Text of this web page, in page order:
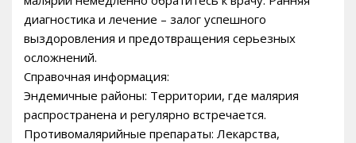
диагностика и лечение – залог успешного
выздоровления и предотвращения серьезных
осложнений.
Справочная информация:
Эндемичные районы: Территории, где малярия
распространена и регулярно встречается.
Противомалярийные препараты: Лекарства,